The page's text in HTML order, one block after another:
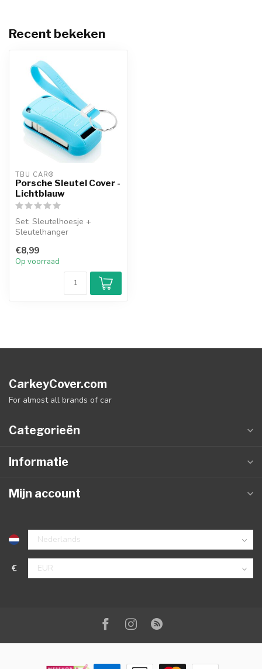
Recent bekeken
TBU CAR®
Porsche Sleutel Cover -
Lichtblauw
Set: Sleutelhoesje +
Sleutelhanger
€8,99
Op voorraad
CarkeyCover.com
For almost all brands of car
Categorieën
Informatie
Mijn account
€